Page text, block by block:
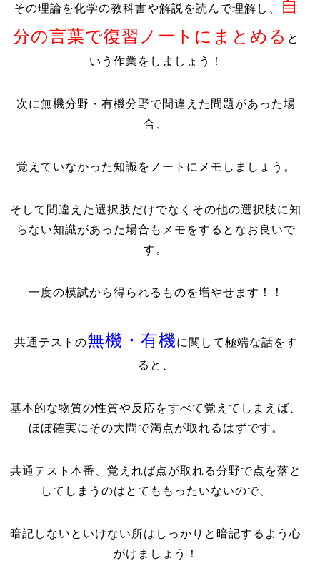
その理論を化学の教科書や解説を読んで理解し、
自
分の言葉で復習ノートにまとめる と
いう作業をしましょう！
次に無機分野・有機分野で間違えた問題があった場
合、
覚えていなかった知識をノートにメモしましょう。
そして間違えた選択肢だけでなくその他の選択肢に知
らない知識があった場合もメモをするとなお良いで
す。
一度の模試から得られるものを増やせます！！
共通テストの無機・有機に関して極端な話をす
ると、
基本的な物質の性質や反応をすべて覚えてしまえば、
ほぼ確実にその大問で満点が取れるはずです。
共通テスト本番、覚えれば点が取れる分野で点を落と
してしまうのはとてももったいないので、
暗記しないといけない所はしっかりと暗記するよう心
がけましょう！